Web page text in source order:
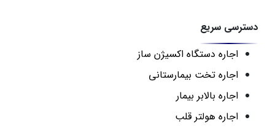
دسترسی سریع
اجاره دستگاه اکسیژن ساز
اجاره تخت بیمارستانی
اجاره بالابر بیمار
اجاره هولتر قلب